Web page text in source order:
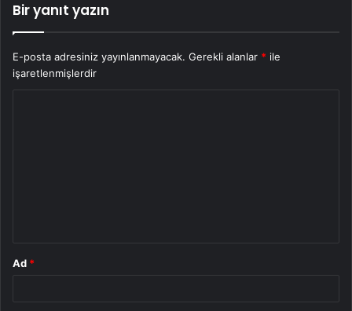
Bir yanıt yazın
E-posta adresiniz yayınlanmayacak. Gerekli alanlar * ile
işaretlenmişlerdir
Ad *